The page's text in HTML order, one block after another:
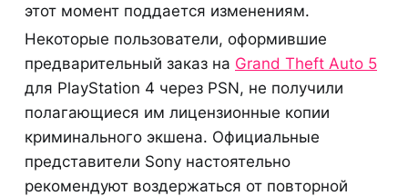
этот момент поддается изменениям.
Некоторые пользователи, оформившие
предварительный заказ на Grand Theft Auto 5
для PlayStation 4 через PSN, не получили
полагающиеся им лицензионные копии
криминального экшена. Официальные
представители Sony настоятельно
рекомендуют воздержаться от повторной